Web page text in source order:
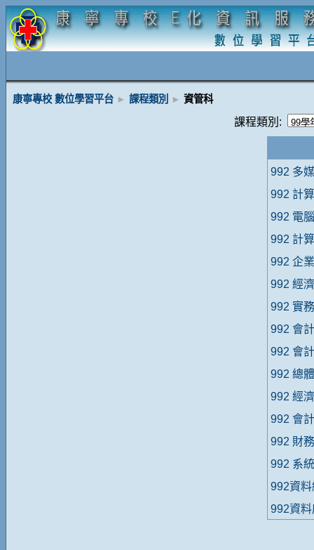
康寧專校 數位學習平台 ► 課程類別 ► 資管科
課程類別:
992 多
992 計
992 電
992 計
992 企
992 經
992 實
992 會
992 會
992 總
992 經
992 會
992 財
992 系
992資
992資